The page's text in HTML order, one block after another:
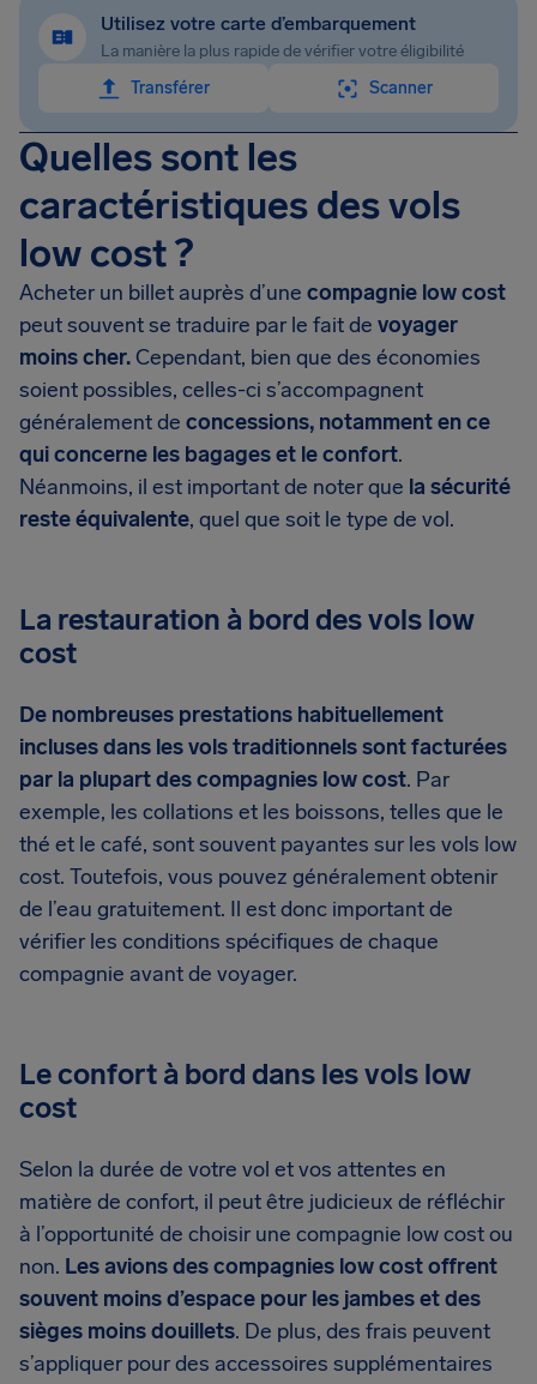
Utilisez votre carte d’embarquement
La manière la plus rapide de vérifier votre éligibilité
Transférer
Scanner
Quelles sont les
caractéristiques des vols
low cost ?
Acheter un billet auprès d’une compagnie low cost
peut souvent se traduire par le fait de voyager
moins cher.Cependant, bien que des économies
soient possibles, celles-ci s’accompagnent
généralement de concessions, notamment en ce
qui concerne les bagages et le confort.
Néanmoins, il est important de noter que la sécurité
reste équivalente, quel que soit le type de vol.
La restauration à bord des vols low
cost
De nombreuses prestations habituellement
incluses dans les vols traditionnels sont facturées
par la plupart des compagnies low cost. Par
exemple, les collations et les boissons, telles que le
thé et le café, sont souvent payantes sur les vols low
cost. Toutefois, vous pouvez généralement obtenir
de l’eau gratuitement. Il est donc important de
vérifier les conditions spécifiques de chaque
compagnie avant de voyager.
Le confort à bord dans les vols low
cost
Selon la durée de votre vol et vos attentes en
matière de confort, il peut être judicieux de réfléchir
à l’opportunité de choisir une compagnie low cost ou
non. Les avions des compagnies low cost offrent
souvent moins d’espace pour les jambes et des
sièges moins douillets. De plus, des frais peuvent
s’appliquer pour des accessoires supplémentaires